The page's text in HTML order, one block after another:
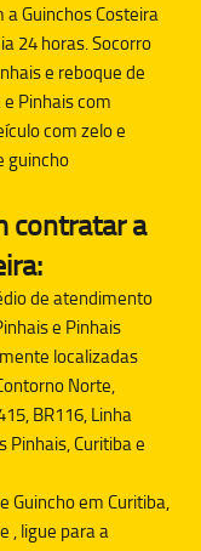
aGuinchos Costeira
24 horas. Socorro
e reboque de
e Pinhais com
com zelo e
guincho
contratar a
de atendimento
e Pinhais
localizadas
Norte,
BR116, Linha
Pinhais, Curitiba e
Guinchoem Curitiba,
, ligue para a